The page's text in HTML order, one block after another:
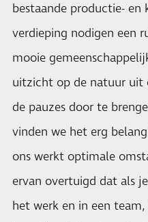
bestaande productie- en
verdieping nodigen een
mooie
uitzicht op de natuur uit
de pauzes door te
vinden we het erg
ons werkt optimale
ervan overtuigd dat als
het werk en in een